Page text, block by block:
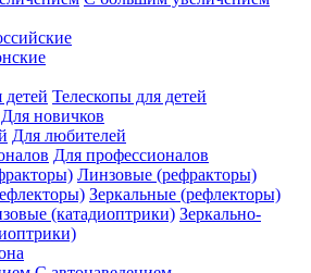
Телескопы для детей
Для новичков
Для любителей
Для профессионалов
Линзовые (рефракторы)
Зеркальные (рефлекторы)
Зеркально-